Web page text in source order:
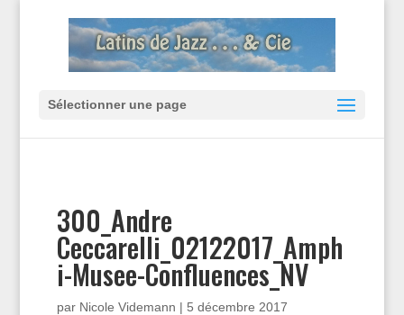
Sélectionner une page
300_Andre
Ceccarelli_02122017_Amph
i-Musee-Confluences_NV
par Nicole Videmann | 5 décembre 2017